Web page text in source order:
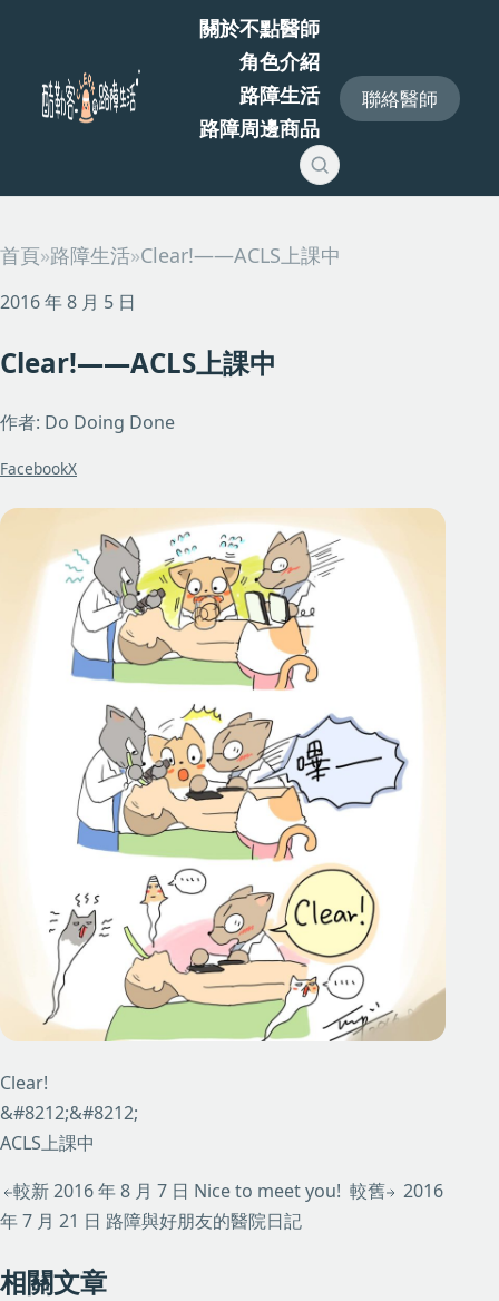
關於不點醫師
角色介紹
路障生活
路障周邊商品
聯絡醫師
首頁»路障生活»Clear!——ACLS上課中
2016 年 8 月 5 日
Clear!——ACLS上課中
作者: Do Doing Done
FacebookX
Clear!
&#8212;&#8212;
ACLS上課中
較新2016 年 8 月 7 日 Nice to meet you! 較舊
2016
年 7 月 21 日 路障與好朋友的醫院日記
相關文章